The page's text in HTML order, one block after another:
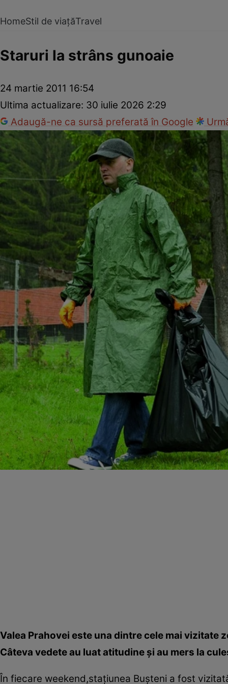
HomeStil de viațăTravel
Staruri la strâns gunoaie
24 martie 2011 16:54
Ultima actualizare: 30 iulie 2026 2:29
Adaugă-ne ca sursă preferată în Google
Valea Prahovei este una dintre cele mai vizitate
Câteva vedete au luat atitudine şi au mers la
În fiecare weekend,staţiunea Buşteni a fost